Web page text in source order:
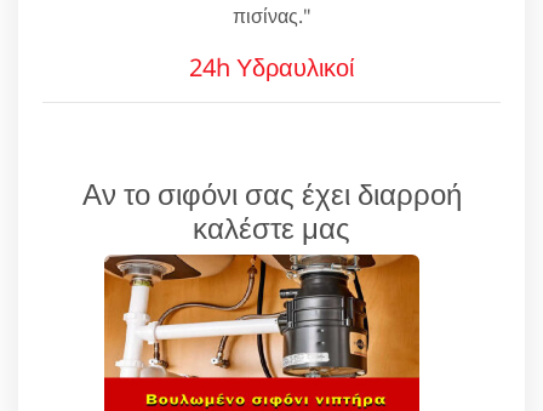
πισίνας."
24h Υδραυλικοί
Αν το σιφόνι σας έχει διαρροή
καλέστε μας